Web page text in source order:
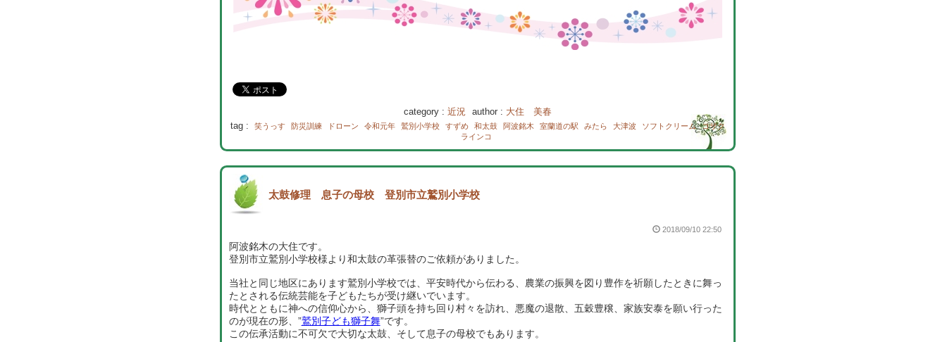
category : 近況 author : 大住 美春
tag : 笑うっす 防災訓練 ドローン 令和元年 鷲別小学校 すずめ 和太鼓 阿波銘木 室蘭道の駅 みたら 大津波 ソフトクリーム
コザク
ラインコ
太鼓修理 息子の母校 登別市立鷲別小学校
2018/09/10 22:50
阿波銘木の大住です。
登別市立鷲別小学校様より和太鼓の革張替のご依頼がありました。
当社と同じ地区にあります鷲別小学校では、平安時代から伝わる、農業の振興を図り豊作を祈願したときに舞っ
たとされる伝統芸能を子どもたちが受け継いでいます。
時代とともに神への信仰心から、獅子頭を持ち回り村々を訪れ、悪魔の退散、五穀豊穣、家族安泰を願い行った
のが現在の形、”鷲別子ども獅子舞”です。
この伝承活動に不可欠で大切な太鼓、そして息子の母校でもあります。